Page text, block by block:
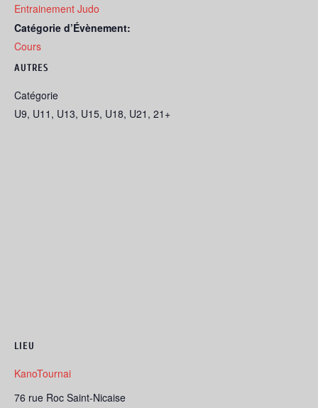
Entrainement Judo
Catégorie d’Évènement:
Cours
AUTRES
Catégorie
U9, U11, U13, U15, U18, U21, 21+
LIEU
KanoTournai
76 rue Roc Saint-Nicaise